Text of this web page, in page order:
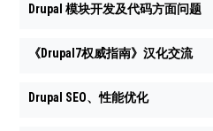
Drupal 模块开发及代码方面问题
《Drupal7权威指南》汉化交流
Drupal SEO、性能优化